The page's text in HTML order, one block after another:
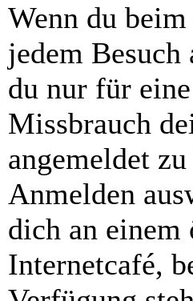
Wenn du
jedem
du nur für
Missbrauch
angemeldet
Anmelden
dich an
Internetcafé,